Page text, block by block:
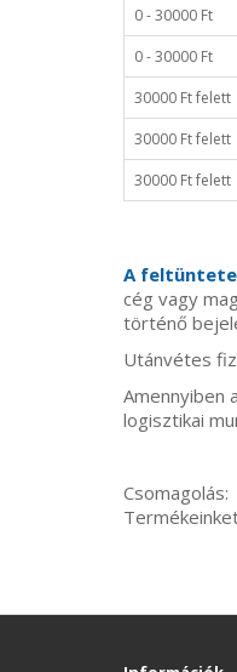
0 - 30000 Ft
0 - 30000 Ft
30000 Ft felett
30000 Ft felett
30000 Ft felett
A
cég vagy
történő
Utánvétes
Amennyiben
logisztikai
Csomagolás: